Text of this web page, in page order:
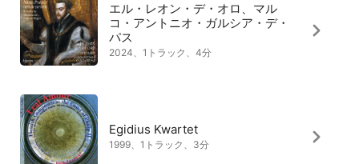
エル・レオン・デ・オロ、マル
コ・アントニオ・ガルシア・デ・
パス
2024、1トラック、4分
Egidius Kwartet
1999、1トラック、3分